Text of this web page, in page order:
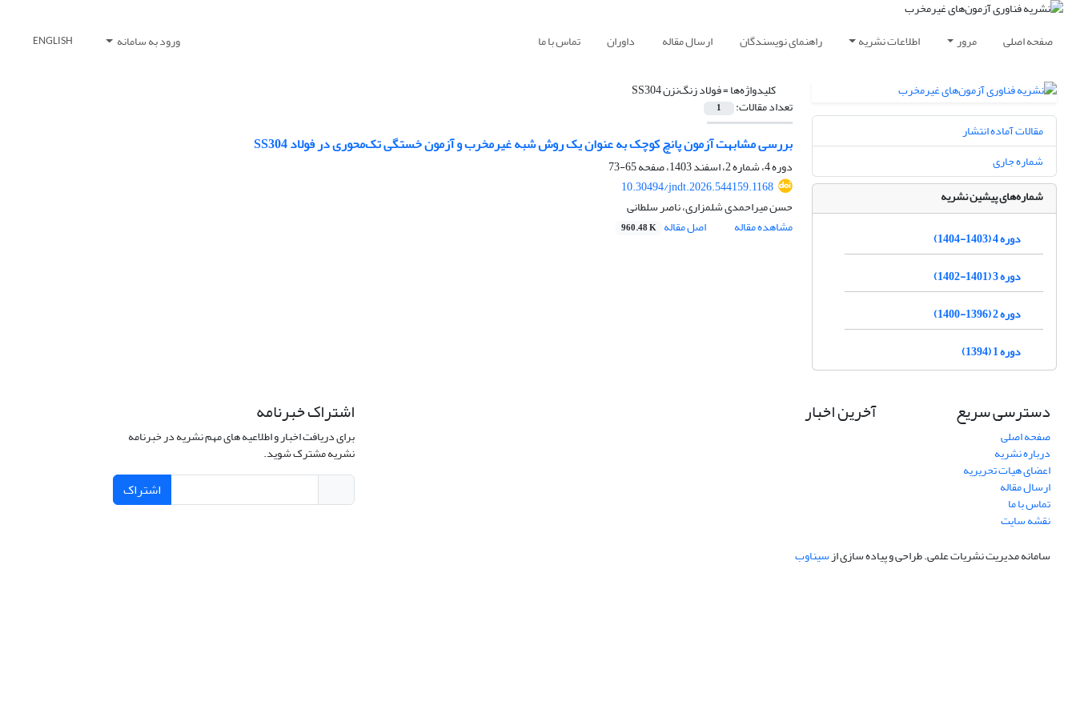
صفحه اصلی مرور اطلاعات نشریه راهنمای نویسندگان ارسال مقاله داوران تماس با ما ورود به سامانه ENGLISH
کلیدواژه‌ها =فولاد زنگ‌نزن SS304
تعداد مقالات: 1
بررسی مشابهت آزمون پانچ کوچک به عنوان یک روش شبه غیرمخرب و آزمون خستگی تک‌محوری در فولاد SS304
دوره 4، شماره 2، اسفند 1403، صفحه
65-73
10.30494/jndt.2026.544159.1168
حسن میراحمدی شلمزاری، ناصر سلطانی
مشاهده مقاله
اصل مقاله 960.48 K
مقالات آماده انتشار
شماره جاری
شماره‌های پیشین نشریه
دوره 4 (1403-1404)
دوره 3 (1401-1402)
دوره 2 (1396-1400)
دوره 1 (1394)
دسترسی سریع
صفحه اصلی
درباره نشریه
اعضای هیات تحریریه
ارسال مقاله
تماس با ما
نقشه سایت
آخرین اخبار اشتراک خبرنامه
برای دریافت اخبار و اطلاعیه های مهم نشریه در خبرنامه
نشریه مشترک شوید.
اشتراک
سامانه مدیریت نشریات علمی.طراحی و پیاده سازی ازسیناوب